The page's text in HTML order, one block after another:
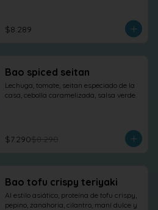
$8.289
Bao spiced seitan
Lechuga, tomate, seitan especiado de la
casa, cebolla caramelizada, salsa verde.
$7.290$8.290
Bao tofu crispy teriyaki
Al estilo asiático, proteína de tofu crispy,
pepino, zanahoria, cilantro, maní dulce y